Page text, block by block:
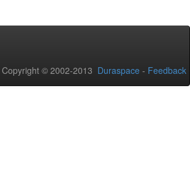
Copyright © 2002-2013 Duraspace - Feedback